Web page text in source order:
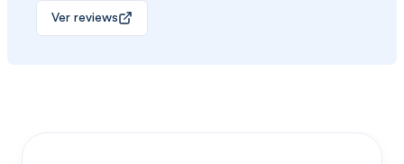
Ver reviews